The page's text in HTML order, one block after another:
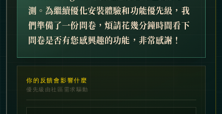
測。為繼續優化安裝體驗和功能優先級，我
們準備了一份問卷，煩請花幾分鐘時間看下
問卷是否有您感興趣的功能，非常感謝！
你的反饋會影響什麼
優先級由社區需求驅動